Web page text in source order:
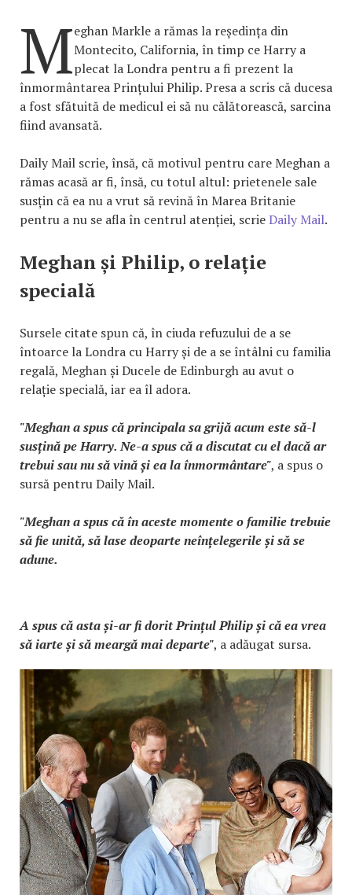
Meghan Markle a rămas la reședința din
Montecito, California, în timp ce Harry a
plecat la Londra pentru a fi prezent la
înmormântarea Prințului Philip. Presa a scris că ducesa
a fost sfătuită de medicul ei să nu călătorească, sarcina
fiind avansată.
Daily Mail scrie, însă, că motivul pentru care Meghan a
rămas acasă ar fi, însă, cu totul altul: prietenele sale
susțin că ea nu a vrut să revină în Marea Britanie
pentru a nu se afla în centrul atenției, scrieDaily Mail.
Meghan și Philip, o relație
specială
Sursele citate spun că, în ciuda refuzului de a se
întoarce la Londra cu Harry și de a se întâlni cu familia
regală, Meghan și Ducele de Edinburgh au avut o
relație specială, iar ea îl adora.
"Meghan a spus că principala sa grijă acum este să-l
susțină pe Harry. Ne-a spus că a discutat cu el dacă ar
trebui sau nu să vină și ea la înmormântare", a spus o
sursă pentru Daily Mail.
"Meghan a spus că în aceste momente o familie trebuie
să fie unită, să lase deoparte neînțelegerile și să se
adune.
A spus că asta și-ar fi dorit Prințul Philip și că ea vrea
să iarte și să meargă mai departe", a adăugat sursa.